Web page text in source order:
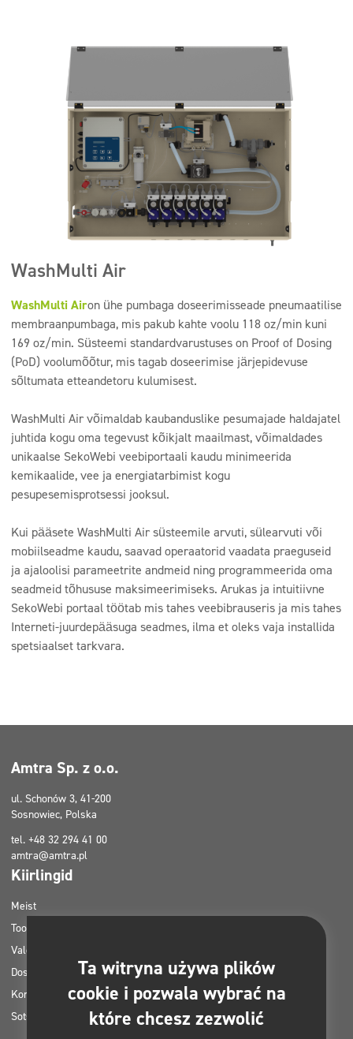
WashMulti Air
WashMulti Airon ühe pumbaga doseerimisseade pneumaatilise
membraanpumbaga, mis pakub kahte voolu 118 oz/min kuni
169 oz/min. Süsteemi standardvarustuses on Proof of Dosing
(PoD) voolumõõtur, mis tagab doseerimise järjepidevuse
sõltumata etteandetoru kulumisest.
WashMulti Air võimaldab kaubanduslike pesumajade haldajatel
juhtida kogu oma tegevust kõikjalt maailmast, võimaldades
unikaalse SekoWebi veebiportaali kaudu minimeerida
kemikaalide, vee ja energiatarbimist kogu
pesupesemisprotsessi jooksul.
Kui pääsete WashMulti Air süsteemile arvuti, sülearvuti või
mobiilseadme kaudu, saavad operaatorid vaadata praeguseid
ja ajaloolisi parameetrite andmeid ning programmeerida oma
seadmeid tõhususe maksimeerimiseks. Arukas ja intuitiivne
SekoWebi portaal töötab mis tahes veebibrauseris ja mis tahes
Interneti-juurdepääsuga seadmes, ilma et oleks vaja installida
spetsiaalset tarkvara.
Amtra Sp. z o.o.
ul. Schonów 3, 41-200
Sosnowiec, Polska
tel. +48 32 294 41 00
amtra@amtra.pl
Kiirlingid
Meist
Tooted
Valdkonnad
Doseerimissüsteemid
Kontakt
Sotsiaalmeedia privaatsuspoliitika
Ta witryna używa plików
cookie i pozwala wybrać na
które chcesz zezwolić